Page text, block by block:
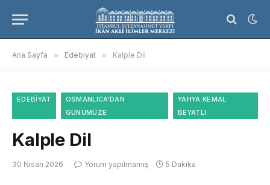
Ana Sayfa » Edebiyat » Kalple Dil
EDEBIYAT
OSMANLICA’DAN
GÜNÜMÜZE
YAHYA KEMAL
BEYATLI
Kalple Dil
30 Nisan 2026 Yorum yapılmamış 5 Dakika